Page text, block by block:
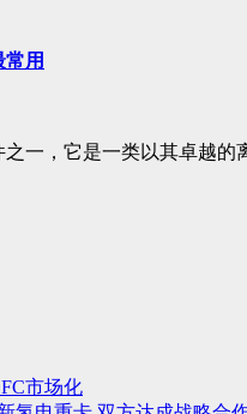
用
之一，它是一类以其卓越
市场化